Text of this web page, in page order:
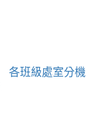
各班級處室分機